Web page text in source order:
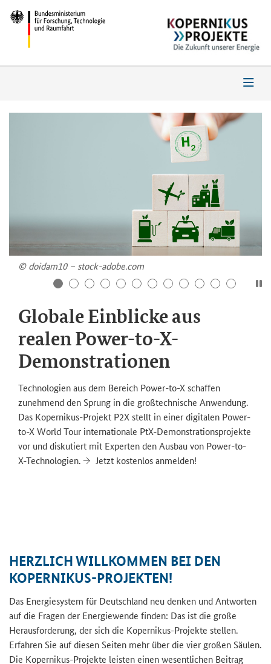
© doidam10 – stock-adobe.com
Globale Einblicke aus
realen Power-to-X-
Demonstrationen
Technologien aus dem Bereich Power-to-Xschaffen
zunehmend den Sprung in die großtechnische Anwendung.
Das Kopernikus-Projekt P2X stellt in einer digitalen Power-
to-X World Tour internationale PtX-Demonstrationsprojekte
vor und diskutiert mit Experten den Ausbau von Power-to-
X-Technologien.
Jetzt kostenlos anmelden!
HERZLICH WILLKOMMEN BEI DEN
KOPERNIKUS-PROJEKTEN!
Das Energiesystem für Deutschland neu denken und Antworten
auf die Fragen der Energiewende finden: Das ist die große
Herausforderung, der sich die Kopernikus-Projekte stellen.
Erfahren Sie auf diesen Seiten mehr über die vier großen Säulen.
Die Kopernikus-Projekte leisten einen wesentlichen Beitrag